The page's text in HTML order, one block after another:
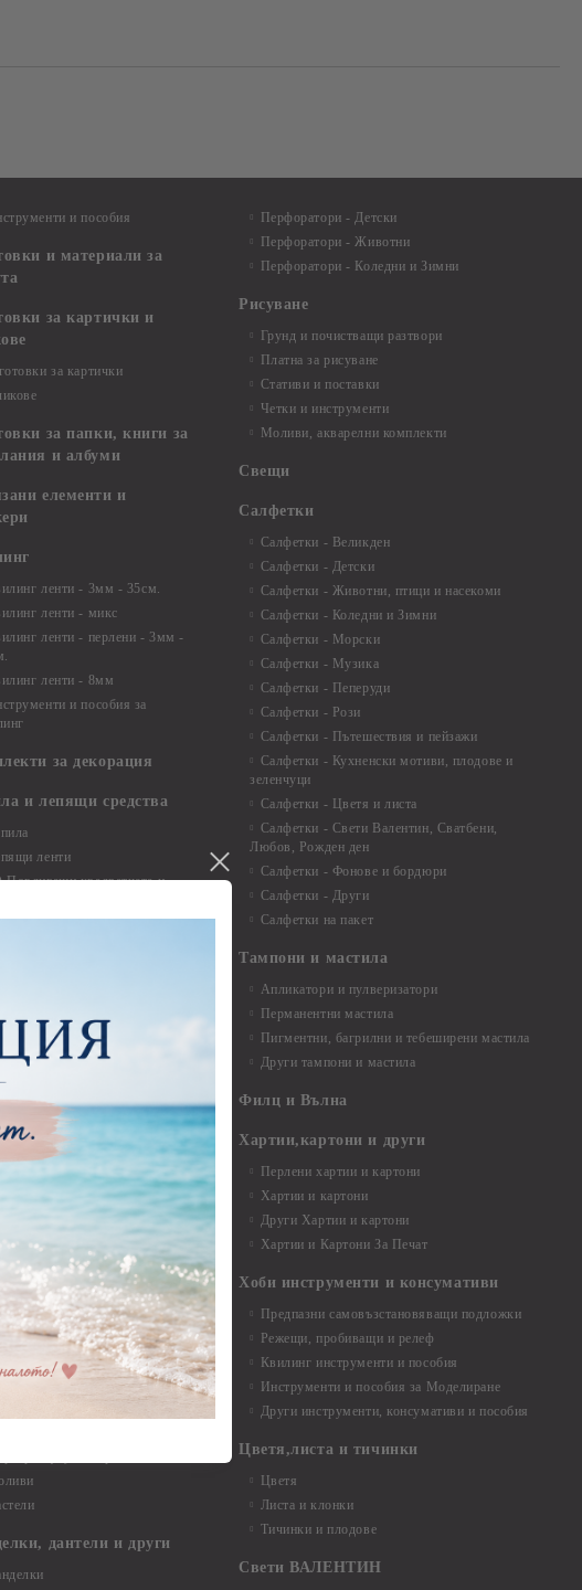
и пособия
и материали за
за картички и
за картички
за папки, книги за
и албуми
елементи и
ленти - 3мм - 35см.
ленти - микс
ленти - перлени - 3мм -
ленти - 8мм
и пособия за
за декорация
и лепящи средства
ленти
Повдигащи квадратчета и
Основи - до 6,00 см
Основи - над 15,00 см
- Други материали
обков и аксесоари
за мебели
аксесоари, материали и
маркери, химикали,
дантели и други
Перфоратори - Детски
Перфоратори - Животни
Перфоратори - Коледни и Зимни
Рисуване
Грунд и почистващи разтвори
Платна за рисуване
Стативи и поставки
Четки и инструменти
Моливи, акварелни комплекти
Свещи
Салфетки
Салфетки - Великден
Салфетки - Детски
Салфетки - Животни, птици и насекоми
Салфетки - Коледни и Зимни
Салфетки - Морски
Салфетки - Музика
Салфетки - Пеперуди
Салфетки - Рози
Салфетки - Пътешествия и пейзажи
Салфетки - Кухненски мотиви, плодове и
зеленчуци
Салфетки - Цветя и листа
Салфетки - Свети Валентин, Сватбени,
Любов, Рожден ден
Салфетки - Фонове и бордюри
Салфетки - Други
Салфетки на пакет
Тампони и мастила
Апликатори и пулверизатори
Перманентни мастила
Пигментни, багрилни и тебеширени мастила
Други тампони и мастила
Филц и Вълна
Хартии,картони и други
Перлени хартии и картони
Хартии и картони
Други Хартии и картони
Хартии и Картони За Печат
Хоби инструменти и консумативи
Предпазни самовъзстановяващи подложки
Режещи, пробиващи и релеф
Квилинг инструменти и пособия
Инструменти и пособия за Моделиране
Други инструменти, консумативи и пособия
Цветя,листа и тичинки
Цветя
Листа и клонки
Тичинки и плодове
Свети ВАЛЕНТИН